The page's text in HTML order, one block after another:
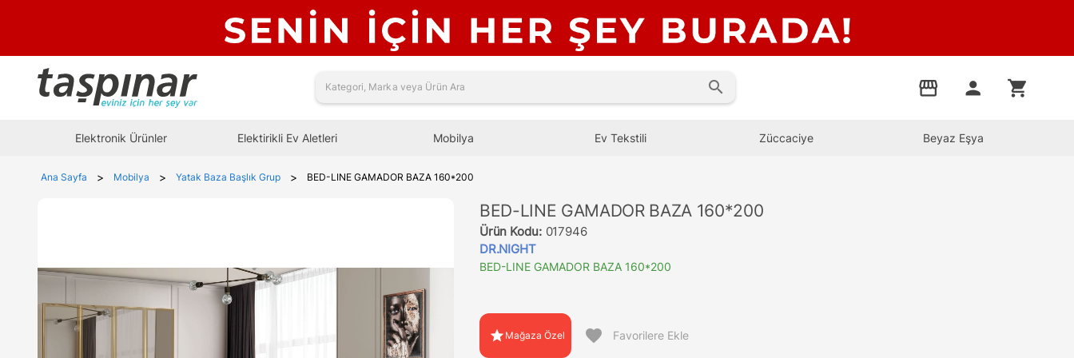
search storefront person shopping_cart
Elektronik Ürünler Elektirikli Ev Aletleri Mobilya Ev Tekstili Züccaciye Beyaz Eşya
Ana Sayfa > Mobilya > Yatak Baza Başlık Grup > BED-LINE GAMADOR BAZA 160*200
BED-LINE GAMADOR BAZA 160*200
Ürün Kodu: 017946
DR.NIGHT
BED-LINE GAMADOR BAZA 160*200
star Mağaza Özel favorite Favorilere Ekle